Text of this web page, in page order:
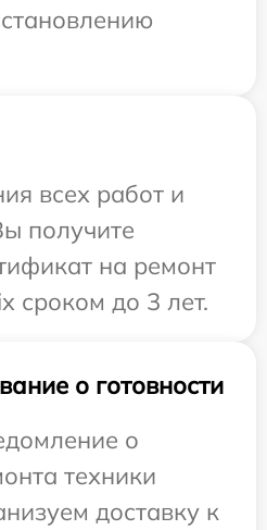
всех работ и
получите
на ремонт
сроком до 3 лет.
о готовности
о
техники
доставку к